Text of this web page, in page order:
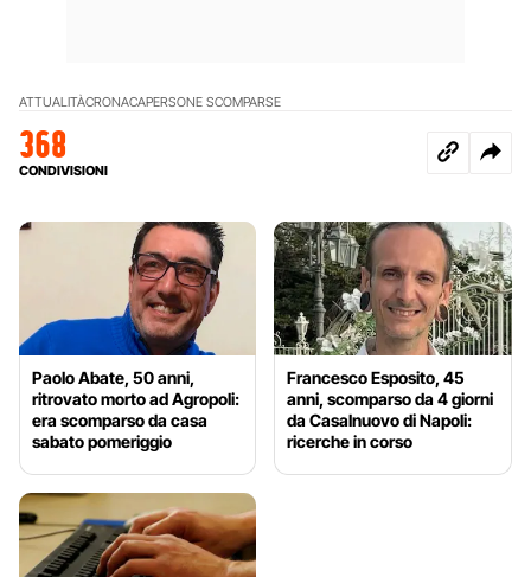
ATTUALITÀCRONACAPERSONE SCOMPARSE
368
CONDIVISIONI
Paolo Abate, 50 anni,
ritrovato morto ad Agropoli:
era scomparso da casa
sabato pomeriggio
Francesco Esposito, 45
anni, scomparso da 4 giorni
da Casalnuovo di Napoli:
ricerche in corso